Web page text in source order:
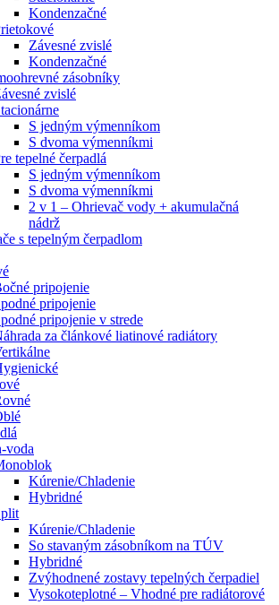
Kondenzačné
Závesné zvislé
Kondenzačné
zásobníky
zvislé
S jedným výmenníkom
S dvoma výmenníkmi
tepelné čerpadlá
S jedným výmenníkom
S dvoma výmenníkmi
2 v 1 – Ohrievač vody + akumulačná
nádrž
s tepelným čerpadlom
pripojenie
pripojenie
pripojenie v strede
za článkové liatinové radiátory
voda
Kúrenie/Chladenie
Hybridné
Kúrenie/Chladenie
So stavaným zásobníkom na TÚV
Hybridné
Zvýhodnené zostavy tepelných čerpadiel
Vysokoteplotné – Vhodné pre radiátorové